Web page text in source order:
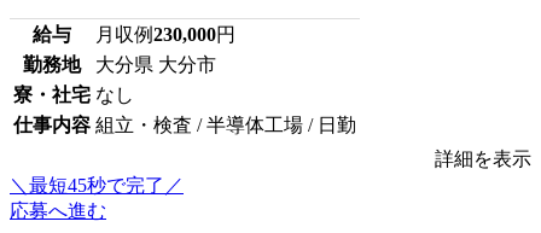
給与 月収例230,000円
勤務地
大分県 大分市
寮・社宅 なし
仕事内容 組立・検査 / 半導体工場 / 日勤
詳細を表示
＼最短45秒で完了／
応募へ進む